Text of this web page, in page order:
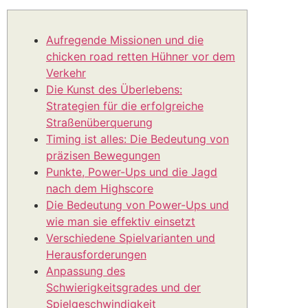
Aufregende Missionen und die
chicken road retten Hühner vor dem
Verkehr
Die Kunst des Überlebens:
Strategien für die erfolgreiche
Straßenüberquerung
Timing ist alles: Die Bedeutung von
präzisen Bewegungen
Punkte, Power-Ups und die Jagd
nach dem Highscore
Die Bedeutung von Power-Ups und
wie man sie effektiv einsetzt
Verschiedene Spielvarianten und
Herausforderungen
Anpassung des
Schwierigkeitsgrades und der
Spielgeschwindigkeit